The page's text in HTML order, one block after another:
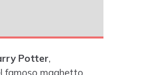
Potter,